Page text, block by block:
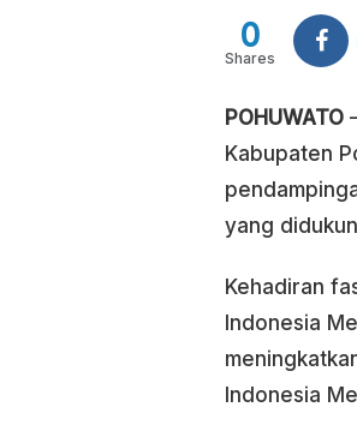
0
Shares
POHUWATO
Kabupaten
yang
Kehadiran
Indonesia
Indonesia